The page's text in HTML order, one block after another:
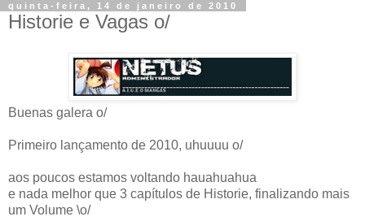
quinta-feira, 14 de janeiro de 2010
Historie e Vagas o/
Buenas galera o/
Primeiro lançamento de 2010, uhuuuu o/
aos poucos estamos voltando hauahuahua
e nada melhor que 3 capítulos de Historie, finalizando mais
um Volume \o/